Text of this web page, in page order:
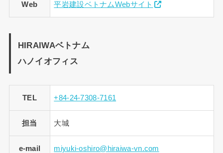
Web 平岩建設ベトナムWebサイト
HIRAIWAベトナム
ハノイオフィス
TEL +84-24-7308-7161
担当 大城
e-mail miyuki-oshiro@hiraiwa-vn.com